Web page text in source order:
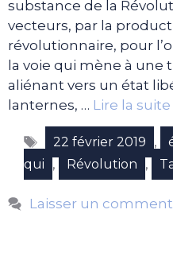
substance de la
vecteurs, par la
révolutionnaire, pour
la voie qui mène à une
aliénant vers un état
lanternes, … Lire la suite
Étiquettes
22 février 2019 ,
qui
, Révolution ,
Laisser un